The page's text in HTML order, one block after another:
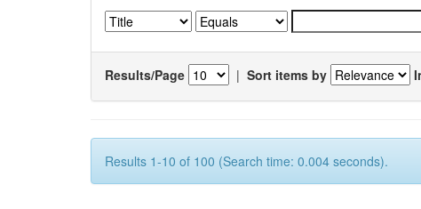
Results/Page | Sort items by
Results 1-10 of 100 (Search time: 0.004 seconds).